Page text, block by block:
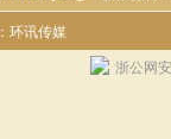
环讯传媒
浙公网